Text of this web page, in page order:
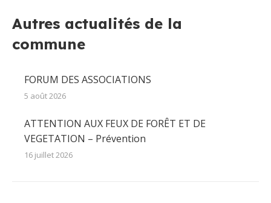
Autres actualités de la
commune
FORUM DES ASSOCIATIONS
5 août 2026
ATTENTION AUX FEUX DE FORÊT ET DE
VEGETATION – Prévention
16 juillet 2026